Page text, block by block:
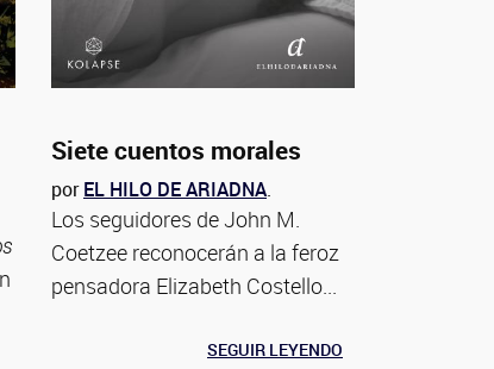
Siete cuentos morales
porEL HILO DE ARIADNA.
Los seguidores de John M.
Coetzee reconocerán a la feroz
pensadora Elizabeth Costello...
SEGUIR LEYENDO